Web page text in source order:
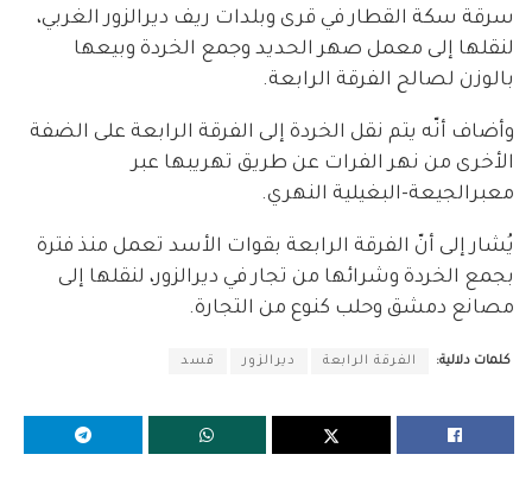
سرقة سكة القطار في قرى وبلدات ريف ديرالزور الغربي،
لنقلها إلى معمل صهر الحديد وجمع الخردة وبيعها
بالوزن لصالح الفرقة الرابعة.
وأضاف أنّه يتم نقل الخردة إلى الفرقة الرابعة على الضفة
الأخرى من نهر الفرات عن طريق تهريبها عبر
معبرالجيعة-البغيلية النهري.
يُشار إلى أنّ الفرقة الرابعة بقوات الأسد تعمل منذ فترة
بجمع الخردة وشرائها من تجار في ديرالزور، لنقلها إلى
مصانع دمشق وحلب كنوع من التجارة.
كلمات دلالية: الفرقة الرابعة ديرالزور قسد